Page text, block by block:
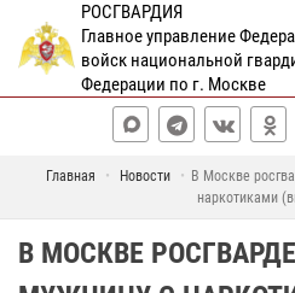
РОСГВАРДИЯ
Главное управление
войск национальной
Федерации по г. Москве
Главная Новости
В Москве
наркотиками
В МОСКВЕ